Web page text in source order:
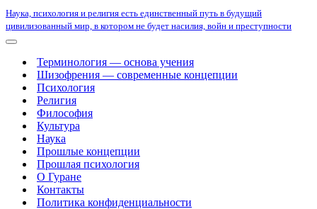
Наука, психология и религия есть единственный путь в будущий
цивилизованный мир, в котором не будет насилия, войн и преступности
Меню
навигацииТерминология — основа учения
Шизофрения — современные концепции
Психология
Религия
Философия
Культура
Наука
Прошлые концепции
Прошлая психология
О Гуране
Контакты
Политика конфиденциальности